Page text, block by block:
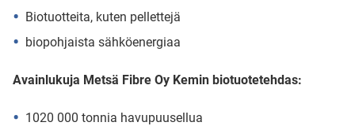
Biotuotteita, kuten pellettejä
biopohjaista sähköenergiaa
Avainlukuja Metsä Fibre Oy Kemin biotuotetehdas:
1020 000 tonnia havupuusellua